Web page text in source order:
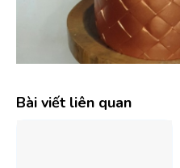
Bài viết liên quan